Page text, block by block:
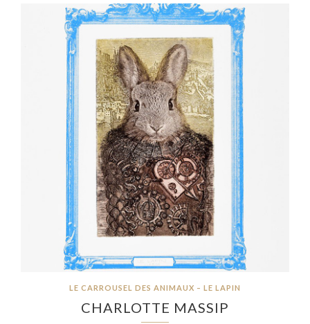
LE CARROUSEL DES ANIMAUX – LE LAPIN
CHARLOTTE MASSIP